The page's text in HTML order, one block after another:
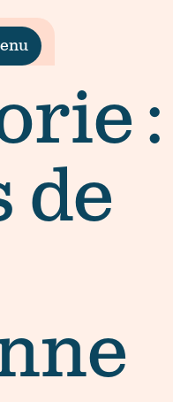
:
de